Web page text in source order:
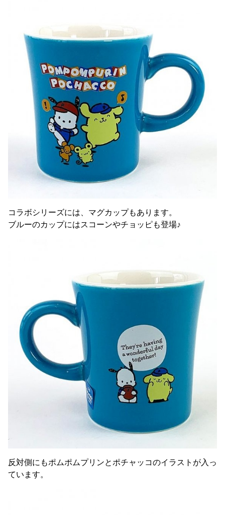
コラボシリーズには、マグカップもあります。
ブルーのカップにはスコーンやチョッピも登場♪
反対側にもポムポムプリンとポチャッコのイラストが入っ
ています。